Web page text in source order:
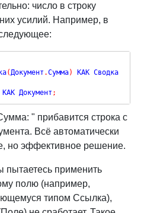
число в строку
усилий. Например, в
(Документ .Сумма)
КАК Документ ;
" прибавится строка с
Всё автоматически
но эффективное решение.
пытаетесь применить
полю (например,
типом Ссылка),